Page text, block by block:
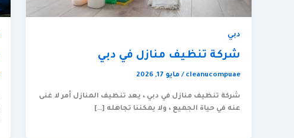
دبي
شركة تنظيف منازل في دبي
cleanucompuae
/ مايو 17, 2026
شركة تنظيف منازل في دبي ، يعد تنظيف المنازل أمر لا غنى
عنه في حياة الجميع ، ولا يمكننا تجاهله […]